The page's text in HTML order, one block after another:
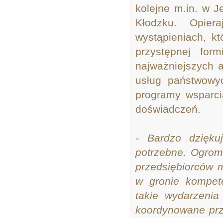
kolejne m.in. w
Kłodzku.
wystąpieniach,
przystępnej
najważniejszych
usług
programy
doświadczeń.
- Bardzo
potrzebne.
przedsiębiorców
w gronie
takie
koordynowane